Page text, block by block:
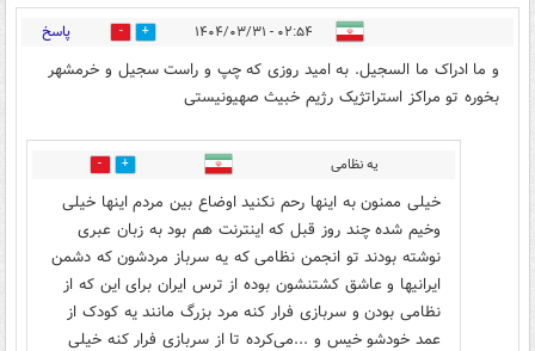
۰۲:۵۴ - ۱۴۰۴/۰۳/۳۱ 55 پاسخ
و ما ادراک ما السجیل. به امید روزی که چپ و راست سجیل و خرمشهر
بخوره تو مراکز استراتژیک رژیم خبیث صهیونیستی
یه نظامی 9
خیلی ممنون به اینها رحم نکنید اوضاع بین مردم اینها خیلی
وخیم شده چند روز قبل که اینترنت هم بود به زبان عبری
نوشته بودند تو انجمن نظامی که یه سرباز مردشون که دشمن
ایرانیها و عاشق کشتنشون بوده از ترس ایران برای این که از
نظامی بودن و سربازی فرار کنه مرد بزرگ مانند یه کودک از
عمد خودشو خیس و ...می‌کرده تا از سربازی فرار کنه خیلی